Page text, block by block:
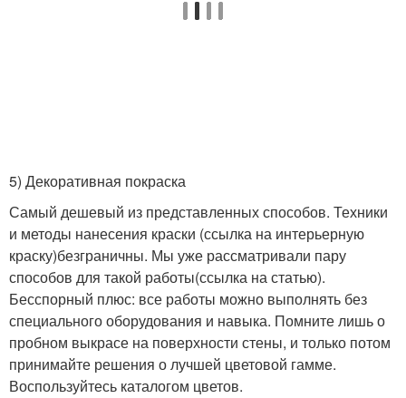
5) Декоративная покраска
Самый дешевый из представленных способов. Техники
и методы нанесения краски (ссылка на интерьерную
краску)безграничны. Мы уже рассматривали пару
способов для такой работы(ссылка на статью).
Бесспорный плюс: все работы можно выполнять без
специального оборудования и навыка. Помните лишь о
пробном выкрасе на поверхности стены, и только потом
принимайте решения о лучшей цветовой гамме.
Воспользуйтесь каталогом цветов.